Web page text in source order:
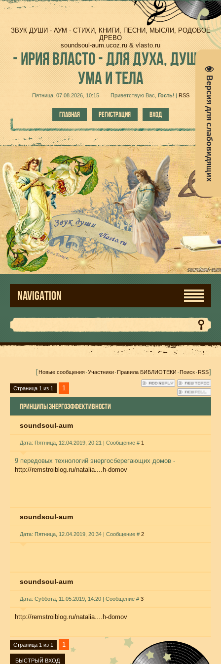
Версия для слабовидящих
ЗВУК ДУШИ - АУМ - СТИХИ, КНИГИ, ПЕСНИ, МЫСЛИ, РОДОВОЕ
ДРЕВО
soundsoul-aum.ucoz.ru & vlasto.ru
-ИРИЯ ВЛАСТО - ДЛЯ ДУХА, ДУШИ,
УМА И ТЕЛА
Пятница, 07.08.2026, 10:15 Приветствую Вас Гость!| RSS
ГЛАВНАЯ РЕГИСТРАЦИЯ ВХОД
NAVIGATION
[Новые сообщения·Участники·Правила БИБЛИОТЕКИ·Поиск·RSS]
Страница 1 из 1 1
ПРИНЦИПЫ ЭНЕРГОЭФФЕКТИВНОСТИ
soundsoul-aum
Дата: Пятница, 12.04.2019, 20:21 | Сообщение # 1
9 передовых технологий энергосберегающих домов -
http://remstroiblog.ru/natalia....h-domov
soundsoul-aum
Дата: Пятница, 12.04.2019, 20:34 | Сообщение # 2
soundsoul-aum
Дата: Суббота, 11.05.2019, 14:20 | Сообщение # 3
http://remstroiblog.ru/natalia....h-domov
Страница 1 из 1 1